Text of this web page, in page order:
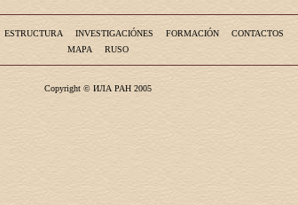
ESTRUCTURA INVESTIGACIÓNES FORMACIÓN
CONTACTOS
MAPA
RUSO
Copyright © ИЛА РАН 2005